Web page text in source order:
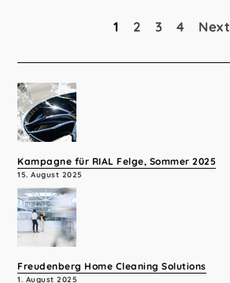
Seitennummerierung
der
Beiträge
1 2 3 4 Next
Kampagne für RIAL Felge, Sommer 2025
15. August 2025
Freudenberg Home Cleaning Solutions
1. August 2025